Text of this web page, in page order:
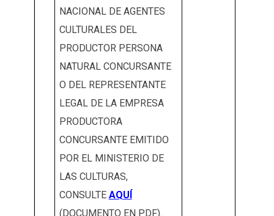
NACIONAL DE AGENTES
CULTURALES DEL
PRODUCTOR PERSONA
NATURAL CONCURSANTE
O DEL REPRESENTANTE
LEGAL DE LA EMPRESA
PRODUCTORA
CONCURSANTE EMITIDO
POR EL MINISTERIO DE
LAS CULTURAS,
CONSULTE AQUÍ
(DOCUMENTO EN PDF).